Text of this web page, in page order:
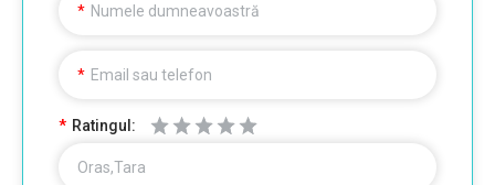
Numele dumneavoastră
Email sau telefon
Ratingul:
Oras,Tara